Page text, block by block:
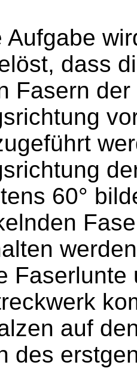
Aufgabe
dass
Fasern
60°
Faserlunte
auf
des